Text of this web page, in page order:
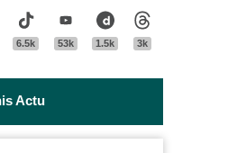
Tik Tok
6.5k
Youtube
53k
Dailymotion
1.5k 3k
Actu